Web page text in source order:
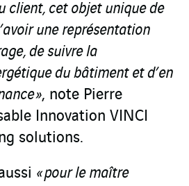
client, cet objet unique de
une représentation
de suivre la
du bâtiment et d’en
», note Pierre
Innovation VINCI
solutions.
« pour le maître